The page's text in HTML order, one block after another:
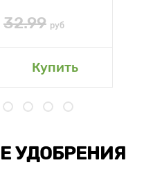
32.99 руб
Купить
УДОБРЕНИЯ